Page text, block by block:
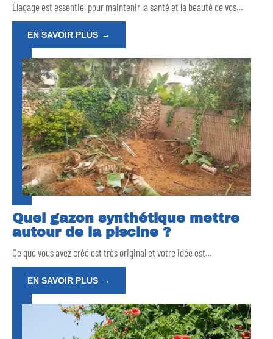
Élagage est essentiel pour maintenir la santé et la beauté de vos…
EN SAVOIR PLUS
Quel gazon synthétique mettre
autour de la piscine ?
Ce que vous avez créé est très original et votre idée est…
EN SAVOIR PLUS